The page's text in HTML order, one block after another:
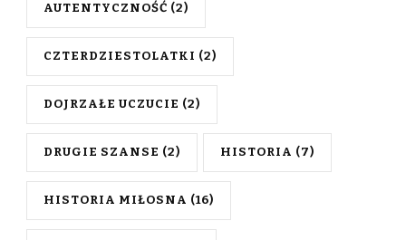
AUTENTYCZNOŚĆ (2)
CZTERDZIESTOLATKI (2)
DOJRZAŁE UCZUCIE (2)
DRUGIE SZANSE (2) HISTORIA (7)
HISTORIA MIŁOSNA (16)